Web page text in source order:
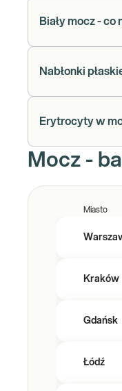
Biały mocz - co
Nabłonki
Erytrocyty w
Mocz -
Miasto
Kraków
Gdańsk
Łódź